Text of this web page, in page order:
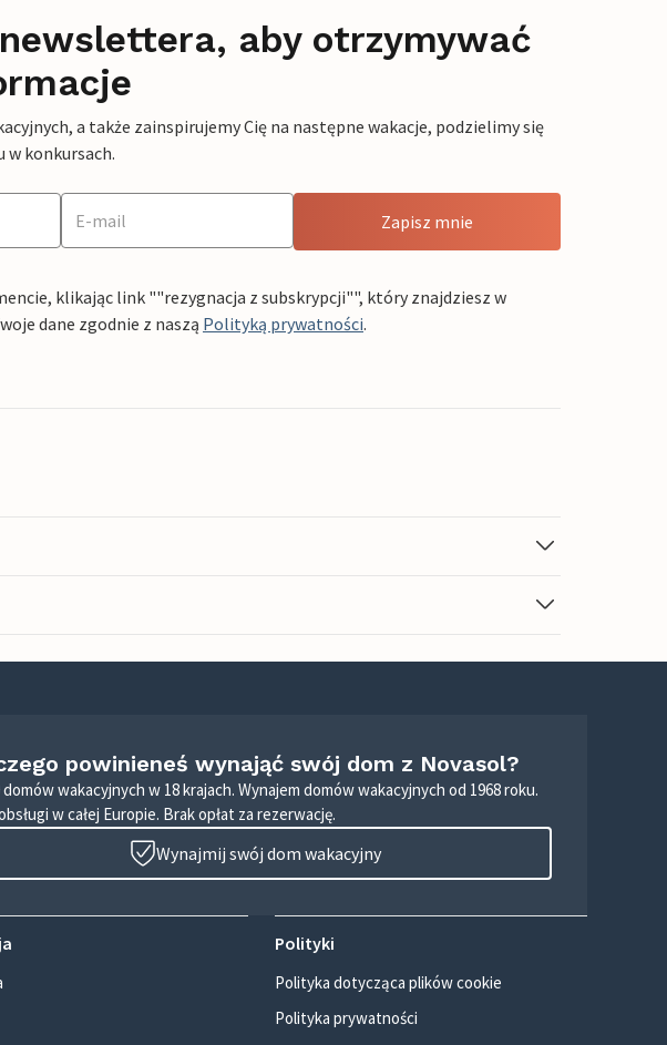
aby otrzymywać
a także zainspirujemy Cię na następne wakacje, podzielimy się
w konkursach.
Zapisz mnie
klikając link ""rezygnacja z subskrypcji"", który znajdziesz w
dane zgodnie z naszą Polityką prywatności.
powinieneś wynająć swój dom z Novasol?
domów wakacyjnych w 18 krajach. Wynajem domów wakacyjnych od 1968 roku.
w całej Europie. Brak opłat za rezerwację.
Wynajmij swój dom wakacyjny
Polityki
Polityka dotycząca plików cookie
Polityka prywatności